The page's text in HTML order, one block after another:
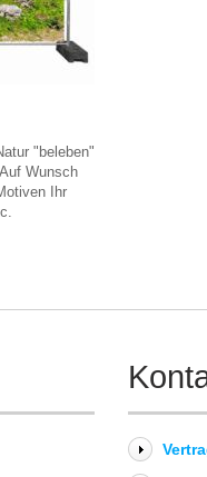
"beleben"
Wunsch
Ihr